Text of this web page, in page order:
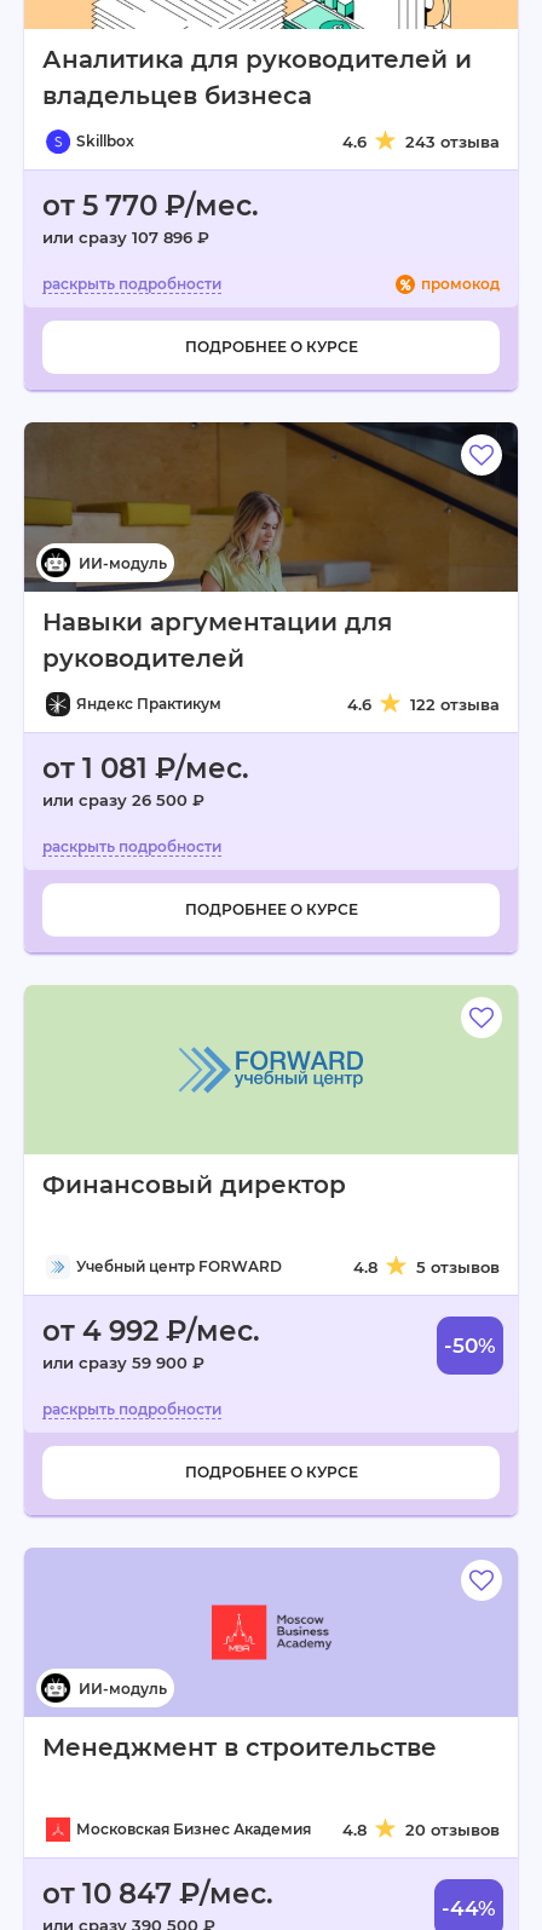
Аналитика для руководителей и
владельцев бизнеса
Skillbox 4.6 243 отзыва
от 5 770 ₽/мес.
или сразу 107 896 ₽
промокод
ПОДРОБНЕЕ О КУРСЕ
Навыки аргументации для
руководителей
Яндекс Практикум 4.6 122 отзыва
от 1 081 ₽/мес.
или сразу 26 500 ₽
ПОДРОБНЕЕ О КУРСЕ
Финансовый директор
Учебный центр FORWARD 4.8 5 отзывов
от 4 992 ₽/мес.
или сразу 59 900 ₽
-50%
ПОДРОБНЕЕ О КУРСЕ
Менеджмент в строительстве
Московская Бизнес Академия 4.8 20 отзывов
от 10 847 ₽/мес.
или сразу 390 500 ₽
-44%